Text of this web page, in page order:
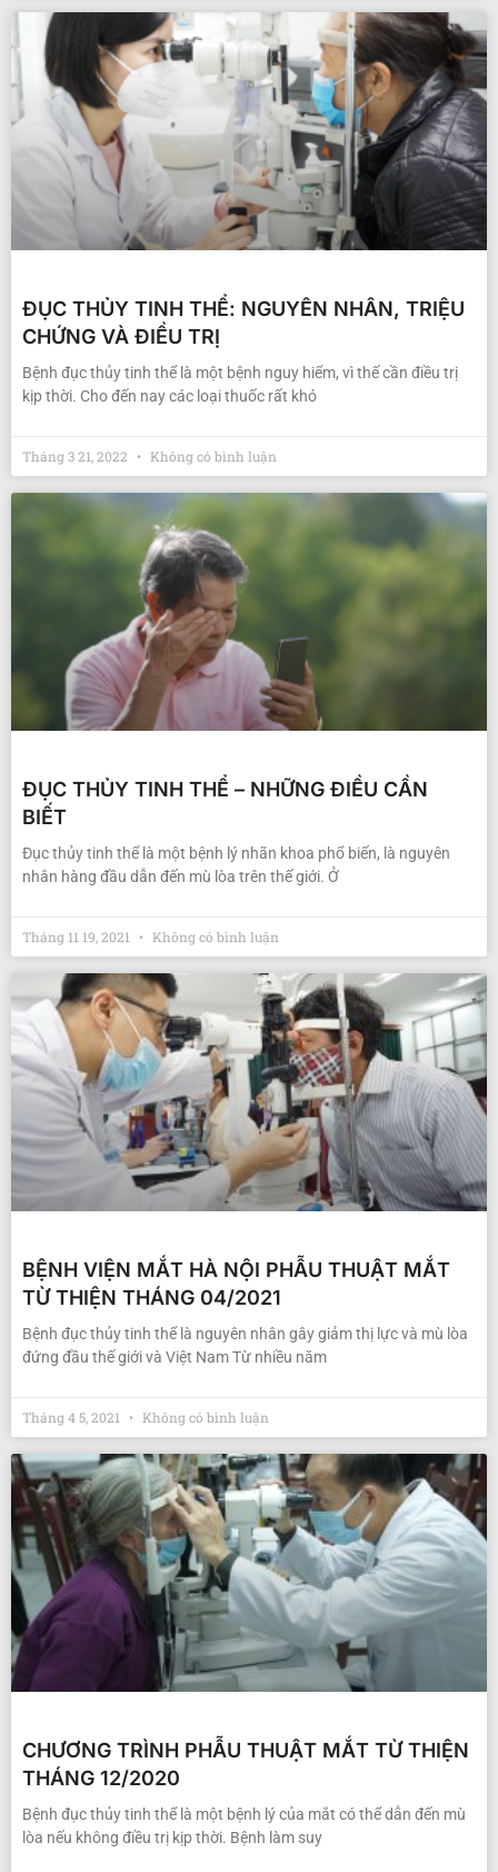
ĐỤC THỦY TINH THỂ: NGUYÊN NHÂN, TRIỆU
CHỨNG VÀ ĐIỀU TRỊ
Bệnh đục thủy tinh thể là một bệnh nguy hiểm, vì thế cần điều trị
kịp thời. Cho đến nay các loại thuốc rất khó
Tháng 3 21, 2022 Không có bình luận
ĐỤC THỦY TINH THỂ – NHỮNG ĐIỀU CẦN
BIẾT
Đục thủy tinh thể là một bệnh lý nhãn khoa phổ biến, là nguyên
nhân hàng đầu dẫn đến mù lòa trên thế giới. Ở
Tháng 11 19, 2021 Không có bình luận
BỆNH VIỆN MẮT HÀ NỘI PHẪU THUẬT MẮT
TỪ THIỆN THÁNG 04/2021
Bệnh đục thủy tinh thể là nguyên nhân gây giảm thị lực và mù lòa
đứng đầu thế giới và Việt Nam Từ nhiều năm
Tháng 4 5, 2021 Không có bình luận
CHƯƠNG TRÌNH PHẪU THUẬT MẮT TỪ THIỆN
THÁNG 12/2020
Bệnh đục thủy tinh thể là một bệnh lý của mắt có thể dẫn đến mù
lòa nếu không điều trị kịp thời. Bệnh làm suy